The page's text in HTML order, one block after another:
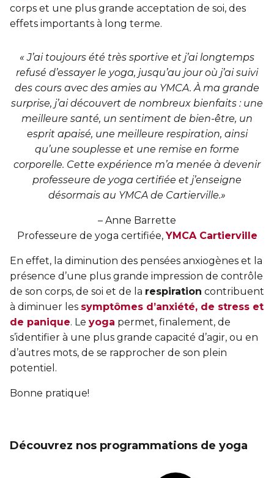
corps et une plus grande acceptation de soi, des
effets importants à long terme.
« J’ai toujours été très sportive et j’ai longtemps
refusé d’essayer le yoga, jusqu’au jour où j’ai suivi
des cours avec des amies au YMCA. À ma grande
surprise, j’ai découvert de nombreux bienfaits : une
meilleure santé, un sentiment de bien-être, un
esprit apaisé, une meilleure respiration, ainsi
qu’une souplesse et une remise en forme
corporelle. Cette expérience m’a menée à devenir
professeure de yoga certifiée et j’enseigne
désormais au YMCA de Cartierville.»
– Anne Barrette
Professeure de yoga certifiée,YMCA Cartierville
En effet, la diminution des pensées anxiogènes et la
présence d’une plus grande impression de contrôle
de son corps, de soi et de la respiration contribuent
à diminuer les symptômes d’anxiété, de stress et
de panique. Le yoga permet, finalement, de
s’identifier à une plus grande capacité d’agir, ou en
d’autres mots, de se rapprocher de son plein
potentiel.
Bonne pratique!
Découvrez nos programmations de yoga